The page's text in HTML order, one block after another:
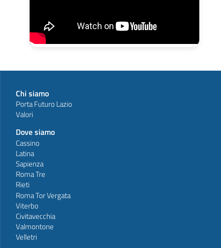
Chi siamo
Porta Futuro Lazio
Valori
Dove siamo
Cassino
Latina
Sapienza
Roma Tre
Rieti
Roma Tor Vergata
Viterbo
Civitavecchia
Valmontone
Velletri